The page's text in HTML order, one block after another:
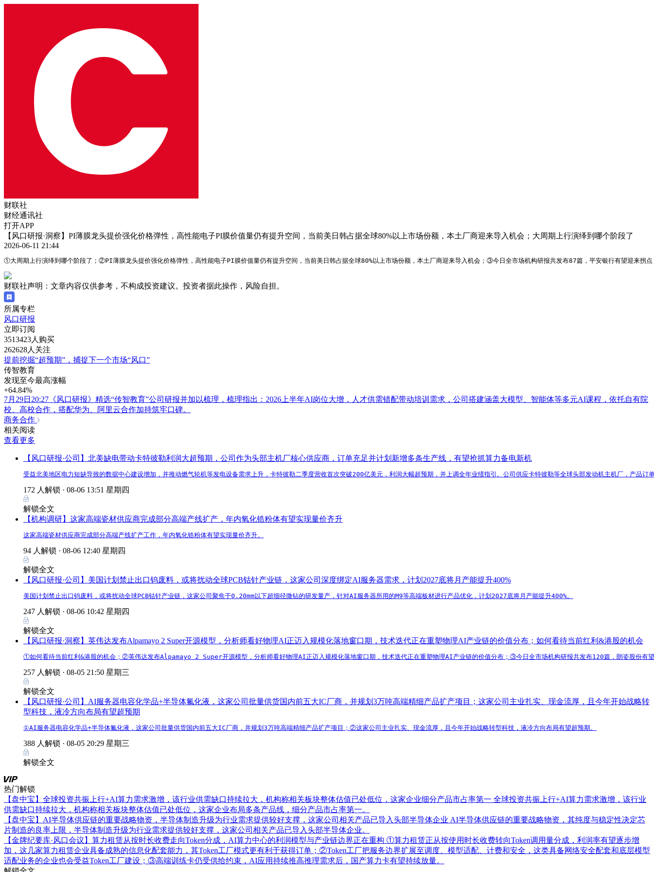
财联社
财经通讯社
打开APP
【风口研报·洞察】PI薄膜龙头提价强化价格弹性，高性能电子PI膜价值量仍有提升空间，当前美日韩占据全球80%以上市场份额，本土厂商迎来导入机会；大周期上行演绎到哪个阶段了
2026-06-11 21:44
①大周期上行演绎到哪个阶段了；②PI薄膜龙头提价强化价格弹性，高性能电子PI膜价值量仍有提升空间，当前美日韩占据全球80%以上市场份额，本土厂商迎来导入机会；③今日全市场机构研报共发布87篇，平安银行有望迎来
财联社声明：文章内容仅供参考，不构成投资建议。投资者据此操作，风险自担。
所属专栏
风口研报
立即订阅
3513423人购买
262628人关注
提前挖掘“超预期”，捕捉下一个市场“风口”
传智教育
发现至今最高涨幅
+64.84%
7月29日20:27《风口研报》精选“传智教育”公司研报并加以梳理，梳理指出：2026上半年AI岗位大增，人才供需错配带动培训需求，公司搭建涵盖大模型、智能体等多元AI课程，依托自有院
校、高校合作，搭配华为、阿里云合作加持筑牢口碑。
商务合作
相关阅读
查看更多
【风口研报·公司】北美缺电带动卡特彼勒利润大超预期，公司作为头部主机厂核心供应商，订单充足并计划新增多条生产线，有望抢抓算力备电新机
受益北美地区电力短缺导致的数据中心建设增加，并推动燃气轮机等发电设备需求上升，卡特彼勒二季度营收首次突破200亿美元，利润大幅超预期，并上调全年业绩指引。公司供应卡特彼勒等全球头部发动机主机厂，产品
172 人解锁 · 08-06 13:51 星期四
解锁全文
【机构调研】这家高端瓷材供应商完成部分高端产线扩产，年内氧化锆粉体有望实现量价齐升
这家高端瓷材供应商完成部分高端产线扩产工作，年内氧化锆粉体有望实现量价齐升。
94 人解锁 · 08-06 12:40 星期四
解锁全文
【风口研报·公司】美国计划禁止出口钨废料，或将扰动全球PCB钴针产业链，这家公司深度绑定AI服务器需求，计划2027底将月产能提升400%
美国计划禁止出口钨废料，或将扰动全球PCB钴针产业链，这家公司聚焦于0.20mm以下超细径微钻的研发量产，针对AI服务器所用的M9等高端板材进行产品优化，计划2027底将月产能提升400%。
247 人解锁 · 08-06 10:42 星期四
解锁全文
【风口研报·洞察】英伟达发布Alpamayo 2 Super开源模型，分析师看好物理AI正迈入规模化落地窗口期，技术迭代正在重塑物理AI产业链的价值分布；如何看待当前红利&港股的机会
①如何看待当前红利&港股的机会；②英伟达发布Alpamayo 2 Super开源模型，分析师看好物理AI正迈入规模化落地窗口期，技术迭代正在重塑物理AI产业链的价值分布；③今日全市场机构研报共发布120篇，朗姿股份
257 人解锁 · 08-05 21:50 星期三
解锁全文
【风口研报·公司】AI服务器电容化学品+半导体氟化液，这家公司批量供货国内前五大IC厂商，并规划3万吨高端精细产品扩产项目；这家公司主业扎实、现金流厚，且今年开始战略转
型科技，液冷方向布局有望超预期
①AI服务器电容化学品+半导体氟化液，这家公司批量供货国内前五大IC厂商，并规划3万吨高端精细产品扩产项目；②这家公司主业扎实、现金流厚，且今年开始战略转型科技，液冷方向布局有望超预期。
388 人解锁 · 08-05 20:29 星期三
解锁全文
热门解锁
【盘中宝】全球投资共振上行+AI算力需求激增，该行业供需缺口持续拉大，机构称相关板块整体估值已处低位，这家企业细分产品市占率第一 全球投资共振上行+AI算力需求激增，该行业
供需缺口持续拉大，机构称相关板块整体估值已处低位，这家企业布局多条产品线，细分产品市占率第一。
【盘中宝】AI半导体供应链的重要战略物资，半导体制造升级为行业需求提供较好支撑，这家公司相关产品已导入头部半导体企业 AI半导体供应链的重要战略物资，其纯度与稳定性决定芯
片制造的良率上限，半导体制造升级为行业需求提供较好支撑，这家公司相关产品已导入头部半导体企业。
【金牌纪要库·风口会议】算力租赁从按时长收费走向Token分成，AI算力中心的利润模型与产业链边界正在重构 ①算力租赁正从按使用时长收费转向Token调用量分成，利润率有望逐步增
加，这几家算力租赁企业具备成熟的信息化配套能力，其Token工厂模式更有利于获得订单；②Token工厂把服务边界扩展至调度、模型适配、计费和安全，这类具备网络安全配套和底层模型
适配业务的企业也会受益Token工厂建设；③高端训练卡仍受供给约束，AI应用持续推高推理需求后，国产算力卡有望持续放量。